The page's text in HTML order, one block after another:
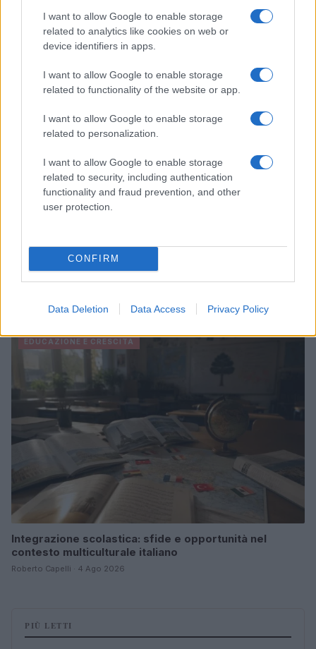
I want to allow Google to enable storage
related to analytics like cookies on web or
device identifiers in apps.
I want to allow Google to enable storage
related to functionality of the website or app.
I want to allow Google to enable storage
related to personalization.
I want to allow Google to enable storage
related to security, including authentication
functionality and fraud prevention, and other
user protection.
CONFIRM
Data Deletion Data Access Privacy Policy
Ansia nei figli: tecniche di co-regolazione e routine
rassicuranti
Beatrice Bonaventura · 7 Ago 2026
Nuova legge provinciale pone il benessere scolastico
Roberto Capelli · 5 Ago 2026
EDUCAZIONE E CRESCITA
Integrazione scolastica: sfide e opportunità nel
contesto multiculturale italiano
Roberto Capelli · 4 Ago 2026
PIÙ LETTI